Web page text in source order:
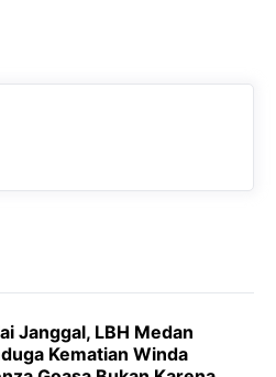
Janggal, LBH Medan
Kematian Winda